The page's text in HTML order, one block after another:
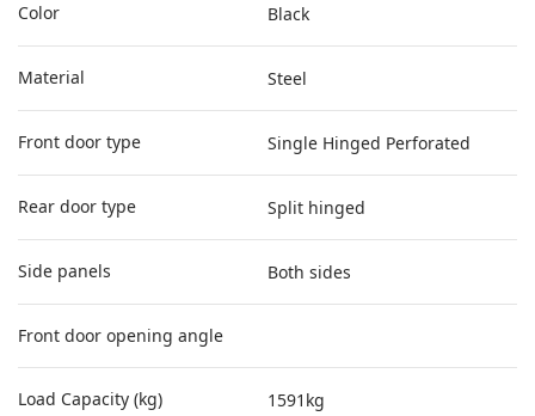
Color Black
Material Steel
Front door type Single Hinged Perforated
Rear door type Split hinged
Side panels Both sides
Front door opening angle
Load Capacity (kg) 1591kg